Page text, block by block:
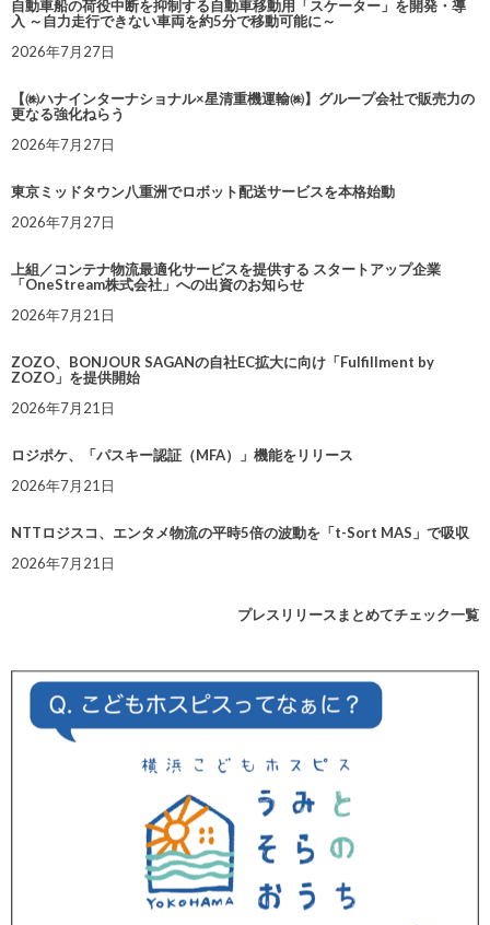
自動車船の荷役中断を抑制する自動車移動用「スケーター」を開発・導
入 ～自力走行できない車両を約5分で移動可能に～
2026年7月27日
【㈱ハナインターナショナル×星清重機運輸㈱】グループ会社で販売力の
更なる強化ねらう
2026年7月27日
東京ミッドタウン八重洲でロボット配送サービスを本格始動
2026年7月27日
上組／コンテナ物流最適化サービスを提供する スタートアップ企業
「OneStream株式会社」への出資のお知らせ
2026年7月21日
ZOZO、BONJOUR SAGANの自社EC拡大に向け「Fulfillment by
ZOZO」を提供開始
2026年7月21日
ロジポケ、「パスキー認証（MFA）」機能をリリース
2026年7月21日
NTTロジスコ、エンタメ物流の平時5倍の波動を「t-Sort MAS」で吸収
2026年7月21日
プレスリリースまとめてチェック一覧